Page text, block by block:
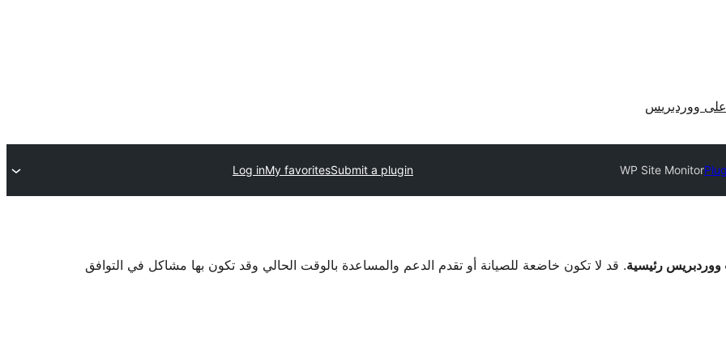
ووردبريس
WP Site Monitor
Submit a plugin
My favorites
Log in
. قد لا تكون خاضعة للصيانة أو تقدم الدعم والمساعدة بالوقت الحالي وقد تكون بها مشاكل في التوافق